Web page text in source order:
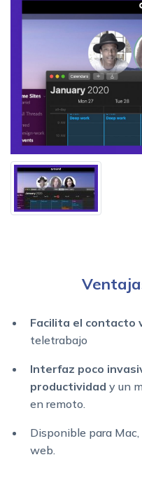
Facilita el contacto
teletrabajo
Interfaz poco
productividad y un
en remoto.
Disponible para
web.